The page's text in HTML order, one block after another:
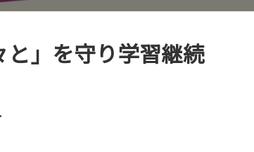
」を守り学習継続